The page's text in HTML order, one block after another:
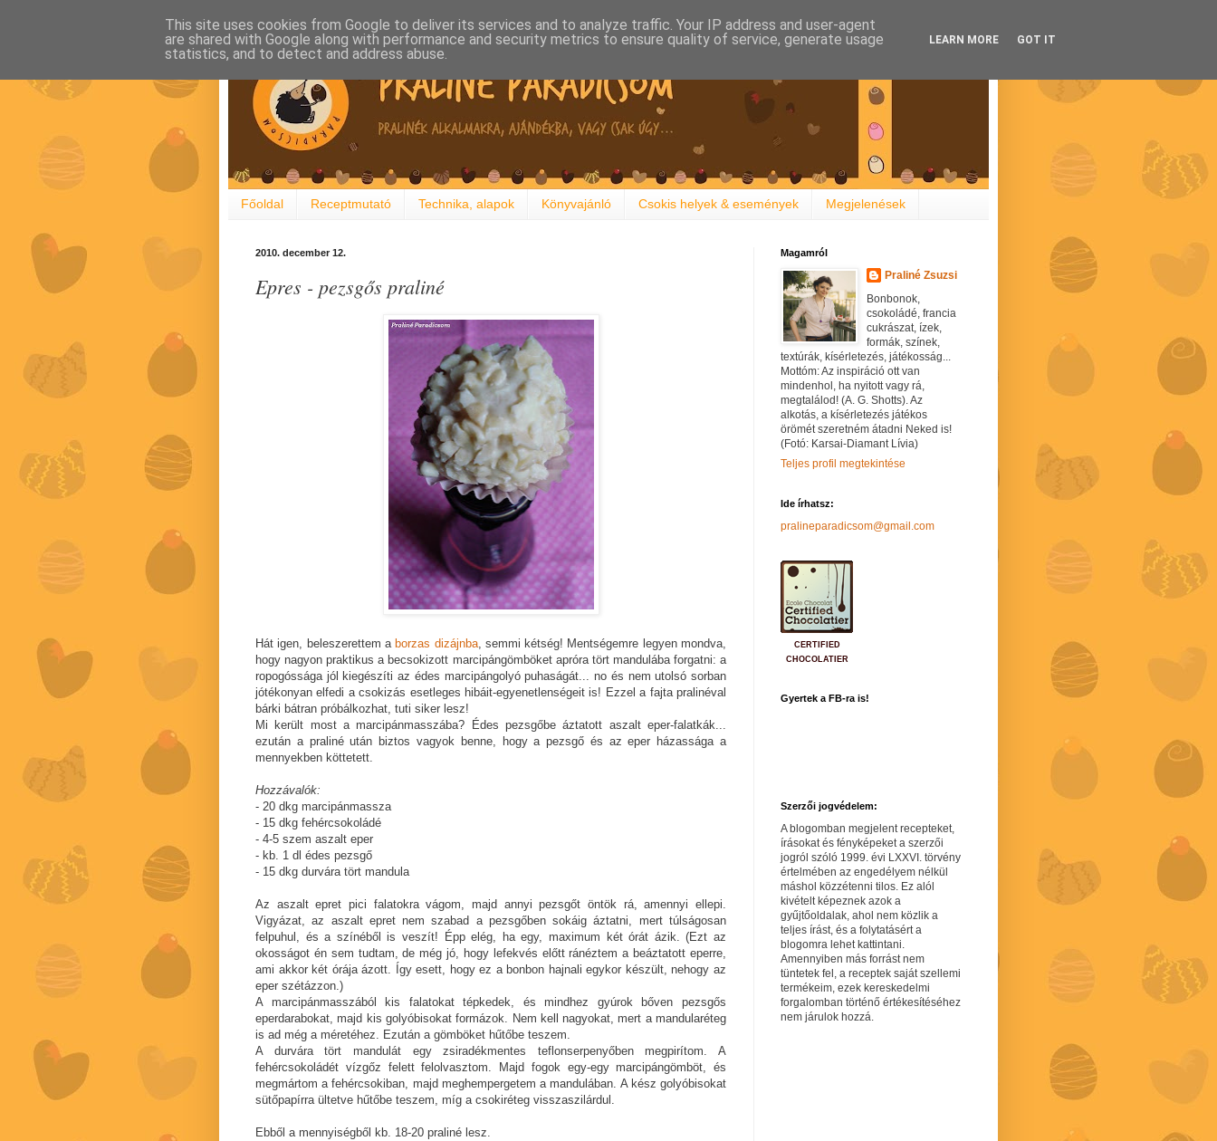
Főoldal Receptmutató Technika, alapok Könyvajánló Csokis helyek & események Megjelenések
2010. december 12.
Epres - pezsgős praliné
Hát igen, beleszerettem a borzas dizájnba, semmi kétség! Mentségemre legyen mondva,
hogy nagyon praktikus a becsokizott marcipángömböket apróra tört mandulába forgatni: a
ropogóssága jól kiegészíti az édes marcipángolyó puhaságát... no és nem utolsó sorban
jótékonyan elfedi a csokizás esetleges hibáit-egyenetlenségeit is! Ezzel a fajta pralinéval
bárki bátran próbálkozhat, tuti siker lesz!
Mi került most a marcipánmasszába? Édes pezsgőbe áztatott aszalt eper-falatkák...
ezután a praliné után biztos vagyok benne, hogy a pezsgő és az eper házassága a
mennyekben köttetett.
Hozzávalók:
- 20 dkg marcipánmassza
- 15 dkg fehércsokoládé
- 4-5 szem aszalt eper
- kb. 1 dl édes pezsgő
- 15 dkg durvára tört mandula
Az aszalt epret pici falatokra vágom, majd annyi pezsgőt öntök rá, amennyi ellepi.
Vigyázat, az aszalt epret nem szabad a pezsgőben sokáig áztatni, mert túlságosan
felpuhul, és a színéből is veszít! Épp elég, ha egy, maximum két órát ázik. (Ezt az
okosságot én sem tudtam, de még jó, hogy lefekvés előtt ránéztem a beáztatott eperre,
ami akkor két órája ázott. Így esett, hogy ez a bonbon hajnali egykor készült, nehogy az
eper szétázzon.)
A marcipánmasszából kis falatokat tépkedek, és mindhez gyúrok bőven pezsgős
eperdarabokat, majd kis golyóbisokat formázok. Nem kell nagyokat, mert a mandularéteg
is ad még a méretéhez. Ezután a gömböket hűtőbe teszem.
A durvára tört mandulát egy zsiradékmentes teflonserpenyőben megpirítom. A
fehércsokoládét vízgőz felett felolvasztom. Majd fogok egy-egy marcipángömböt, és
megmártom a fehércsokiban, majd meghempergetem a mandulában. A kész golyóbisokat
sütőpapírra ültetve hűtőbe teszem, míg a csokiréteg visszaszilárdul.
Ebből a mennyiségből kb. 18-20 praliné lesz.
Magamról
Praliné Zsuzsi
Bonbonok,
csokoládé, francia
cukrászat, ízek,
formák, színek,
textúrák, kísérletezés, játékosság...
Mottóm: Az inspiráció ott van
mindenhol, ha nyitott vagy rá,
megtalálod! (A. G. Shotts). Az
alkotás, a kísérletezés játékos
örömét szeretném átadni Neked is!
(Fotó: Karsai-Diamant Lívia)
Teljes profil megtekintése
Ide írhatsz:
pralineparadicsom@gmail.com
CERTIFIED
CHOCOLATIER
Gyertek a FB-ra is!
Szerzői jogvédelem:
A blogomban megjelent recepteket,
írásokat és fényképeket a szerzői
jogról szóló 1999. évi LXXVI. törvény
értelmében az engedélyem nélkül
máshol közzétenni tilos. Ez alól
kivételt képeznek azok a
gyűjtőoldalak, ahol nem közlik a
teljes írást, és a folytatásért a
blogomra lehet kattintani.
Amennyiben más forrást nem
tüntetek fel, a receptek saját szellemi
termékeim, ezek kereskedelmi
forgalomban történő értékesítéséhez
nem járulok hozzá.
This site uses cookies from Google to deliver its services and to analyze traffic. Your IP address and user-agent
are shared with Google along with performance and security metrics to ensure quality of service, generate usage
statistics, and to detect and address abuse.
LEARN MORE GOT IT